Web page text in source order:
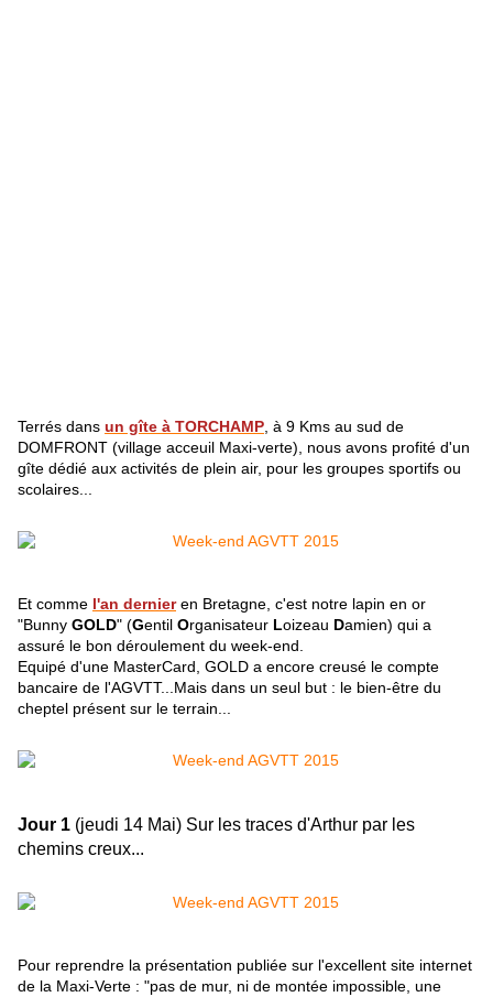
Terrés dans un gîte à TORCHAMP , à 9 Kms au sud de
DOMFRONT (village acceuil Maxi-verte), nous avons profité d'un
gîte dédié aux activités de plein air, pour les groupes sportifs ou
scolaires...
Et comme l'an dernieren Bretagne, c'est notre lapin en or
"Bunny GOLD" (Gentil Organisateur Loizeau Damien) qui a
assuré le bon déroulement du week-end.
Equipé d'une MasterCard, GOLD a encore creusé le compte
bancaire de l'AGVTT...Mais dans un seul but : le bien-être du
cheptel présent sur le terrain...
Jour 1 (jeudi 14 Mai) Sur les traces d'Arthur par les
chemins creux...
Pour reprendre la présentation publiée sur l'excellent site internet
de la Maxi-Verte : "pas de mur, ni de montée impossible, une